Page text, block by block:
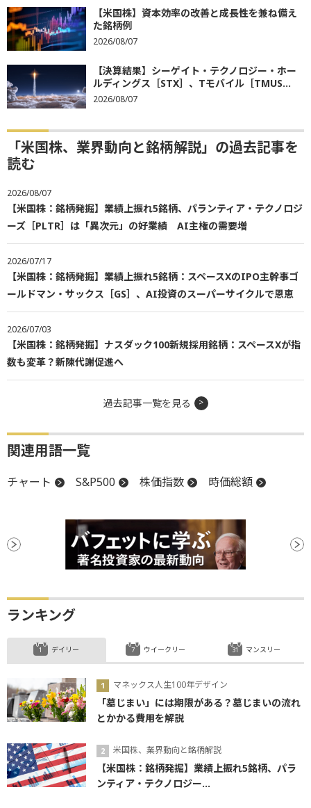
【米国株】資本効率の改善と成長性を兼ね備え
た銘柄例
2026/08/07
【決算結果】シーゲイト・テクノロジー・ホー
ルディングス［STX］、Tモバイル［TMUS...
2026/08/07
「米国株、業界動向と銘柄解説」の過去記事を
読む
2026/08/07
【米国株：銘柄発掘】業績上振れ5銘柄、パランティア・テクノロジ
ーズ［PLTR］は「異次元」の好業績 AI主権の需要増
2026/07/17
【米国株：銘柄発掘】業績上振れ5銘柄：スペースXのIPO主幹事ゴ
ールドマン・サックス［GS］、AI投資のスーパーサイクルで恩恵
2026/07/03
【米国株：銘柄発掘】ナスダック100新規採用銘柄：スペースXが指
数も変革？新陳代謝促進へ
過去記事一覧を見る
関連用語一覧
チャート S&P500 株価指数 時価総額
ランキング
デイリー
マネックス人生100年デザイン
「墓じまい」には期限がある？墓じまいの流れ
とかかる費用を解説
米国株、業界動向と銘柄解説
【米国株：銘柄発掘】業績上振れ5銘柄、パラ
ンティア・テクノロジー...
ウイークリー マンスリー